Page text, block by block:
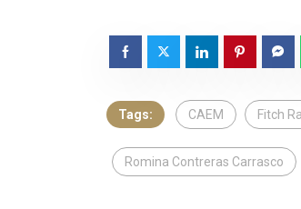
Tags: CAEM Fitch
Romina Contreras Carrasco